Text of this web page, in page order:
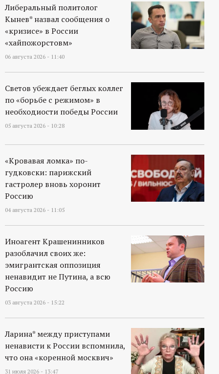
л
Либеральный политолог
Кынев* назвал сообщения о
«кризисе» в России
«хайпожорстовм»
06 августа 2026 - 11:40
Светов убеждает беглых коллег
по «борьбе с режимом» в
необходиости победы России
05 августа 2026 - 10:28
«Кровавая ломка» по-
гудковски: парижский
гастролер вновь хоронит
Россию
04 августа 2026 - 11:05
Иноагент Крашенинников
разоблачил своих же:
эмигрантская оппозиция
ненавидит не Путина, а всю
Россию
03 августа 2026 - 15:22
Ларина* между приступами
ненависти к России вспомнила,
что она «коренной москвич»
31 июля 2026 - 13:47